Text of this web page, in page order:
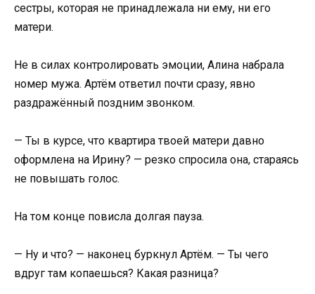
сестры, которая не принадлежала ни ему, ни его
матери.
Не в силах контролировать эмоции, Алина набрала
номер мужа. Артём ответил почти сразу, явно
раздражённый поздним звонком.
— Ты в курсе, что квартира твоей матери давно
оформлена на Ирину? — резко спросила она, стараясь
не повышать голос.
На том конце повисла долгая пауза.
— Ну и что? — наконец буркнул Артём. — Ты чего
вдруг там копаешься? Какая разница?